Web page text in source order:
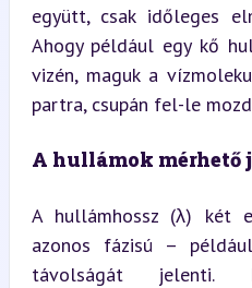
együtt, csak időleges
Ahogy például egy kő
vizén, maguk a
partra, csupán fel-le
A hullámok mérhető
A hullámhossz (λ) két
azonos fázisú –
távolságát jelenti.